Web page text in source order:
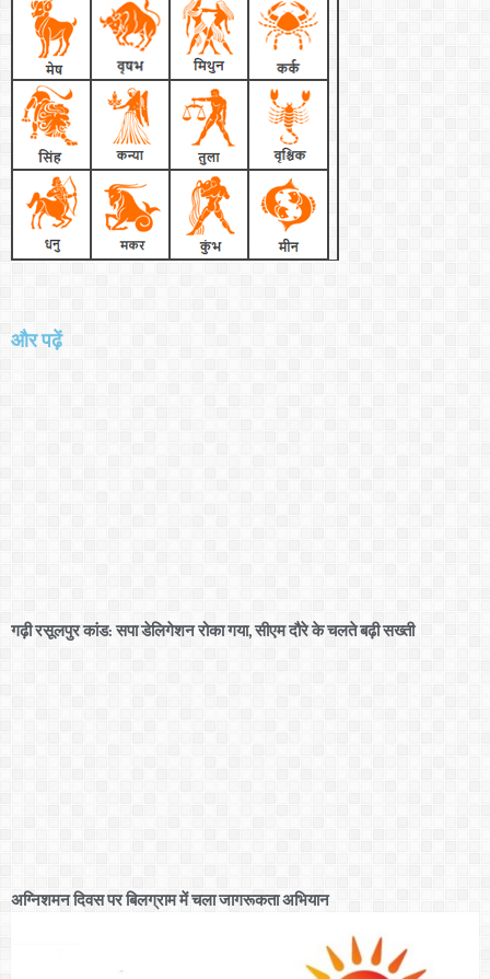
और पढ़ें
गढ़ी रसूलपुर कांड: सपा डेलिगेशन रोका गया, सीएम दौरे के चलते बढ़ी सख्ती
अग्निशमन दिवस पर बिलग्राम में चला जागरूकता अभियान